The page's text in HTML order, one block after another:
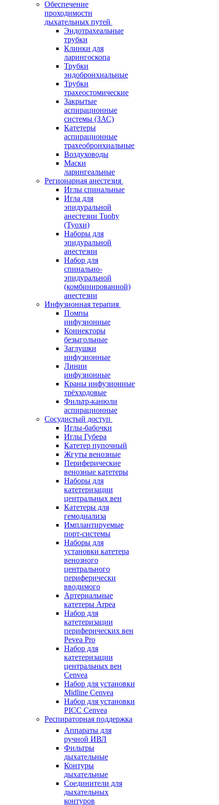
Обеспечение
проходимости
дыхательных путей
Эндотрахеальные
трубки
Клинки для
ларингоскопа
Трубки
эндобронхиальные
Трубки
трахеостомические
Закрытые
аспирационные
системы (ЗАС)
Катетеры
аспирационные
трахеобронхиальные
Воздуховоды
Маски
ларингеальные
Регионарная анестезия
Иглы спинальные
Игла для
эпидуральной
анестезии Tuohy
(Туохи)
Наборы для
эпидуральной
анестезии
Набор для
спинально-
эпидуральной
(комбинированной)
анестезии
Инфузионная терапия
Помпы
инфузионные
Коннекторы
безыгольные
Заглушки
инфузионные
Линии
инфузионные
Краны инфузионные
трёхходовые
Фильтр-канюли
аспирационные
Сосудистый доступ
Иглы-бабочки
Иглы Губера
Катетер пупочный
Жгуты венозные
Периферические
венозные катетеры
Наборы для
катетеризации
центральных вен
Катетеры для
гемодиализа
Имплантируемые
порт‑системы
Наборы для
установки катетера
венозного
центрального
периферически
вводимого
Артериальные
катетеры Arpea
Набор для
катетеризации
периферических вен
Pevea Pro
Набор для
катетеризации
центральных вен
Cenvea
Набор для установки
Midline Cenvea
Набор для установки
PICC Cenvea
Респираторная поддержка
Аппараты для
ручной ИВЛ
Фильтры
дыхательные
Контуры
дыхательные
Соединители для
дыхательных
контуров